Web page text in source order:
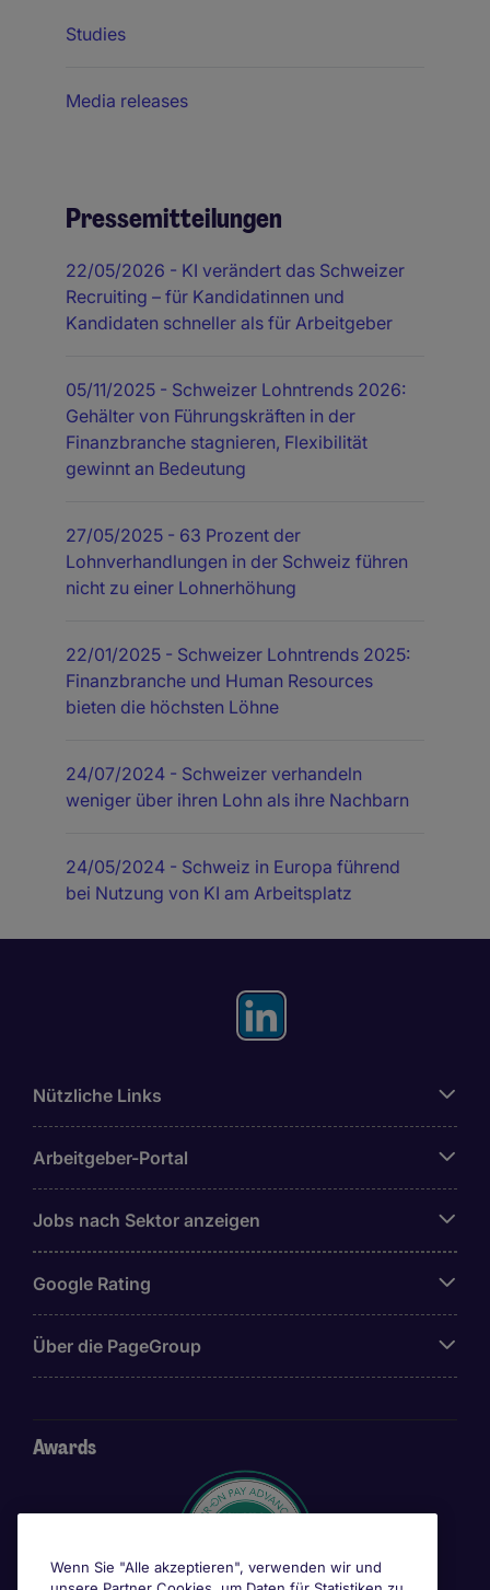
Studies
Media releases
Pressemitteilungen
22/05/2026 - KI verändert das Schweizer
Recruiting – für Kandidatinnen und
Kandidaten schneller als für Arbeitgeber
05/11/2025 - Schweizer Lohntrends 2026:
Gehälter von Führungskräften in der
Finanzbranche stagnieren, Flexibilität
gewinnt an Bedeutung
27/05/2025 - 63 Prozent der
Lohnverhandlungen in der Schweiz führen
nicht zu einer Lohnerhöhung
22/01/2025 - Schweizer Lohntrends 2025:
Finanzbranche und Human Resources
bieten die höchsten Löhne
24/07/2024 - Schweizer verhandeln
weniger über ihren Lohn als ihre Nachbarn
24/05/2024 - Schweiz in Europa führend
bei Nutzung von KI am Arbeitsplatz
Nützliche Links
Arbeitgeber-Portal
Jobs nach Sektor anzeigen
Google Rating
Über die PageGroup
Awards
Wenn Sie "Alle akzeptieren", verwenden wir und